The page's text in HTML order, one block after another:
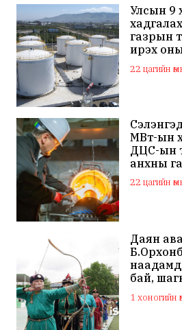
Улсын 9
газрын
ирэх
22 цагийн
МВт-ын
ДЦС-ын
анхны
22 цагийн
Даян
бай,
наадамд
1 хоногийн